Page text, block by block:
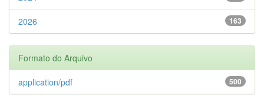
163
2026
Formato do Arquivo
500
application/pdf